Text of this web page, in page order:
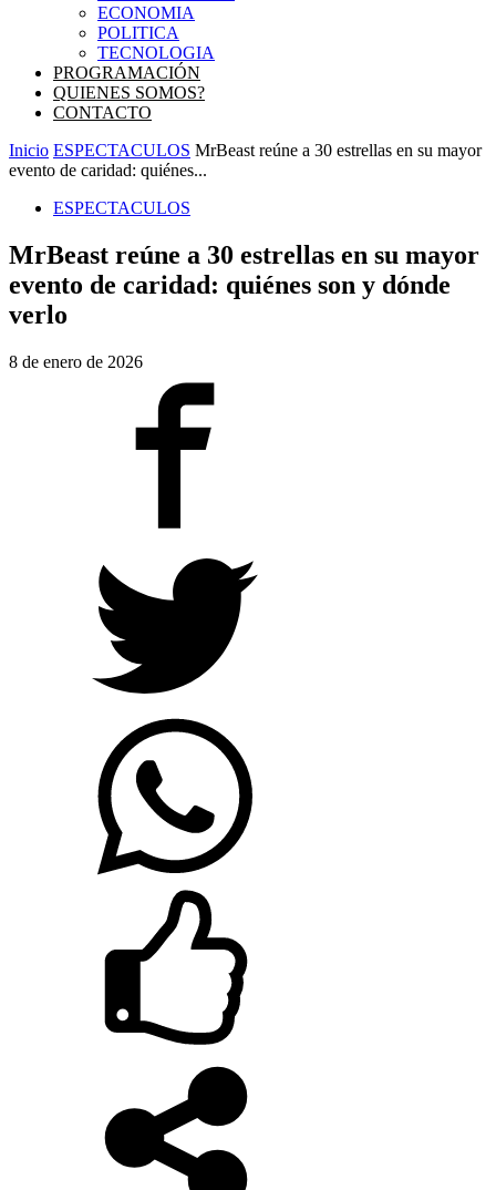
ECONOMIA
POLITICA
TECNOLOGIA
PROGRAMACIÓN
QUIENES SOMOS?
CONTACTO
Inicio ESPECTACULOS MrBeast reúne a 30 estrellas en su mayor
evento de caridad: quiénes...
ESPECTACULOS
MrBeast reúne a 30 estrellas en su mayor
evento de caridad: quiénes son y dónde
verlo
8 de enero de 2026